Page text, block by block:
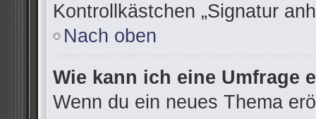
Kontrollkästchen „Signatur
Nach oben
Wie kann ich eine Umfrage
Wenn du ein neues Thema